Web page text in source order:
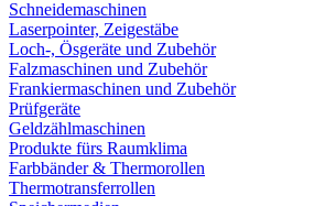
Schneidemaschinen
Laserpointer, Zeigestäbe
Loch-, Ösgeräte und Zubehör
Falzmaschinen und Zubehör
Frankiermaschinen und Zubehör
Prüfgeräte
Geldzählmaschinen
Produkte fürs Raumklima
Farbbänder & Thermorollen
Thermotransferrollen